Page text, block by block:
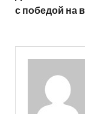
с победой на